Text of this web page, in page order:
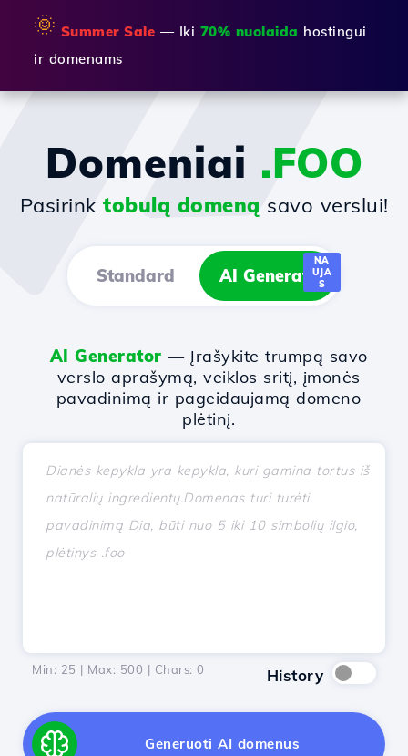
🌞 Summer Sale — Iki 70% nuolaida hostingui
ir domenams
Domeniai .FOO
Pasirink tobulą domeną savo verslui!
Standard AI Generator
NA
UJA
S
AI Generator — Įrašykite trumpą savo
verslo aprašymą, veiklos sritį, įmonės
pavadinimą ir pageidaujamą domeno
plėtinį.
Min: 25 | Max: 500 | Chars: 0 History
Generuoti AI domenus